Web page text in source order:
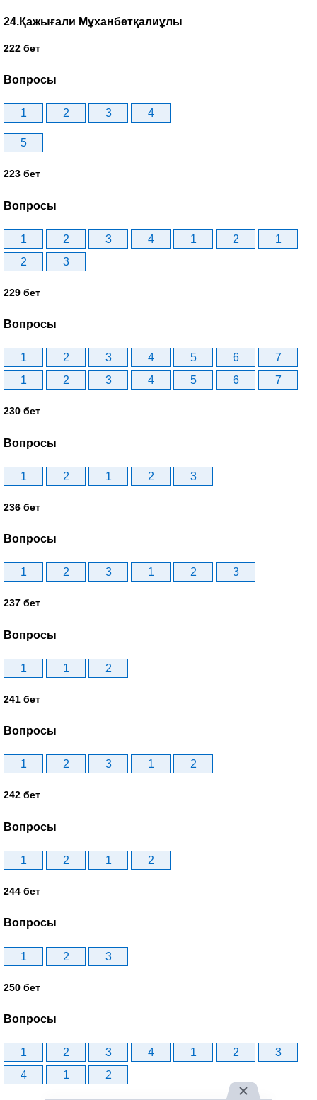
24.Қажығали Мұханбетқалиұлы
222 бет
Вопросы
1 2 3 4
5
223 бет
Вопросы
1 2 3 4 1 2
1
2
3
229 бет
Вопросы
1 2 3 4 5 6
7
1
2 3 4 5 6 7
230 бет
Вопросы
1 2 1 2 3
236 бет
Вопросы
1 2 3 1 2 3
237 бет
Вопросы
1 1 2
241 бет
Вопросы
1 2 3 1 2
242 бет
Вопросы
1 2 1 2
244 бет
Вопросы
1 2 3
250 бет
Вопросы
1 2 3 4 1 2
3
4
1 2